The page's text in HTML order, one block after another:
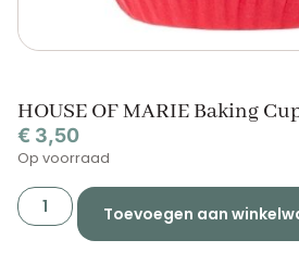
HOUSE OF MARIE Baking
€ 3,50
Op voorraad
Toevoegen aan